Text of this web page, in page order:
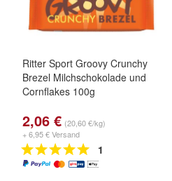
Ritter Sport Groovy Crunchy
Brezel Milchschokolade und
Cornflakes 100g
2,06 € (20,60 €/kg)
+ 6,95 € Versand
1